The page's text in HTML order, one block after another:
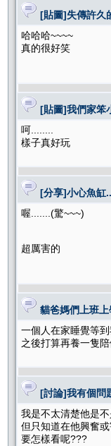
[貼圖]失傳許久
哈哈哈~~~~
真的很好笑
[貼圖]我們家笨
呵........
樣子真好玩
[分享]小心魚缸
喔.......(驚~~~)
超厲害的
貓爸媽們上班
一個人在家睡覺等
之後打算再養一隻
[討論]我有個問
我是不太清楚他是
但只知道在他興奮
要怎樣看呢???